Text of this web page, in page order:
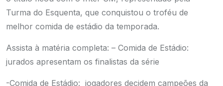
Turma do Esquenta, que conquistou o troféu de
melhor comida de estádio da temporada.
Assista à matéria completa: – Comida de Estádio:
jurados apresentam os finalistas da série
-Comida de Estádio: jogadores decidem campeões da